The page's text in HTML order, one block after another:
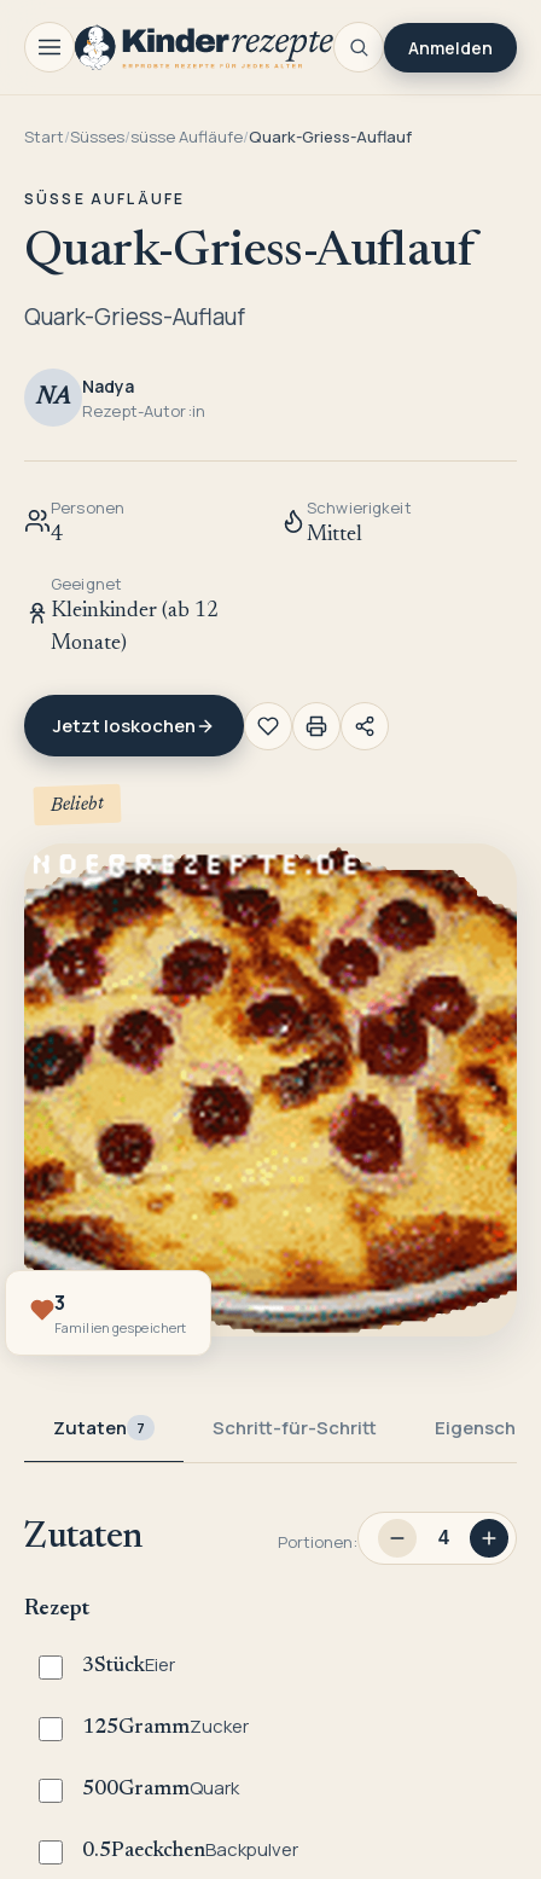
Anmelden
Start/Süsses/süsse Aufläufe/Quark-Griess-Auflauf
SÜSSE AUFLÄUFE
Quark-Griess-Auflauf
Quark-Griess-Auflauf
NA Nadya
Rezept-Autor:in
Personen
4
Schwierigkeit
Mittel
Geeignet
Kleinkinder (ab 12
Monate)
Jetzt loskochen
Beliebt
3
Familien gespeichert
Zutaten 7 Schritt-für-Schritt
Zutaten Portionen:
Rezept
3StückEier
125GrammZucker
500GrammQuark
0.5PaeckchenBackpulver